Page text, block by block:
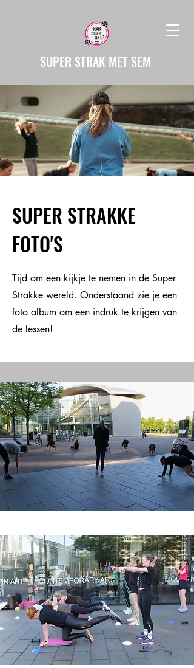
SUPER STRAK MET SEM
SUPER STRAKKE
FOTO'S
Tijd om een kijkje te nemen in de Super
Strakke wereld. Onderstaand zie je een
foto album om een indruk te krijgen van
de lessen!